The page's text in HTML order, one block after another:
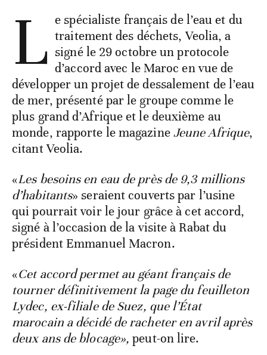
L e spécialiste français de l’eau et du
traitement des déchets, Veolia, a
signé le 29 octobre un protocole
d’accord avec le Maroc en vue de
développer un projet de dessalement de l’eau
de mer, présenté par le groupe comme le
plus grand d’Afrique et le deuxième au
monde, rapporte le magazineJeune Afrique,
citant Veolia.
«Les besoins en eau de près de 9,3 millions
d’habitants» seraient couverts par l’usine
qui pourrait voir le jour grâce à cet accord,
signé à l’occasion de la visite à Rabat du
président Emmanuel Macron.
«Cet accord permet au géant français de
tourner définitivement la page du feuilleton
Lydec, ex-filiale de Suez, que l’État
marocain a décidé de racheter en avril après
deux ans de blocage», peut-on lire.